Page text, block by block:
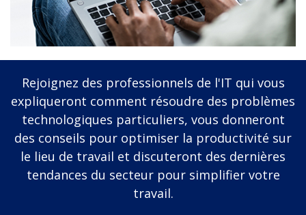
Rejoignez des professionnels de l'IT qui vous
expliqueront comment résoudre des problèmes
technologiques particuliers, vous donneront
des conseils pour optimiser la productivité sur
le lieu de travail et discuteront des dernières
tendances du secteur pour simplifier votre
travail.